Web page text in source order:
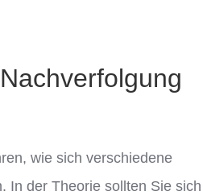
wie sich verschiedene
In der Theorie sollten Sie sich